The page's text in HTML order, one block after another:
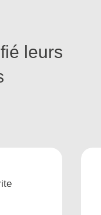
leurs